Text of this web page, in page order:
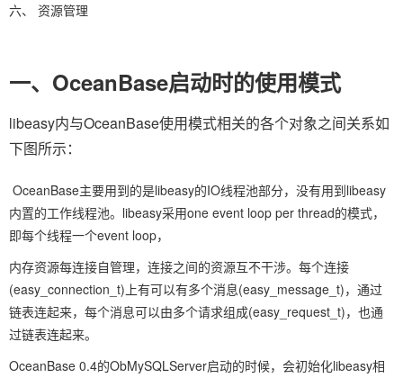
六、 资源管理
一、OceanBase启动时的使用模式
libeasy内与OceanBase使用模式相关的各个对象之间关系如
下图所示：
OceanBase主要用到的是libeasy的IO线程池部分，没有用到libeasy
内置的工作线程池。libeasy采用one event loop per thread的模式，
即每个线程一个event loop，
内存资源每连接自管理，连接之间的资源互不干涉。每个连接
(easy_connection_t)上有可以有多个消息(easy_message_t)，通过
链表连起来，每个消息可以由多个请求组成(easy_request_t)，也通
过链表连起来。
OceanBase 0.4的ObMySQLServer启动的时候，会初始化libeasy相